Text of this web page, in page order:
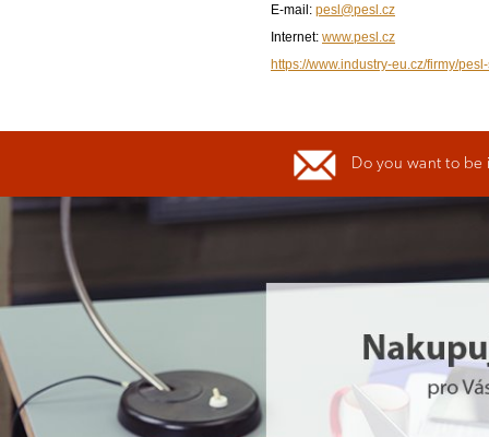
E-mail: pesl@pesl.cz
Internet: www.pesl.cz
https://www.industry-eu.cz/firmy/
Do you want to